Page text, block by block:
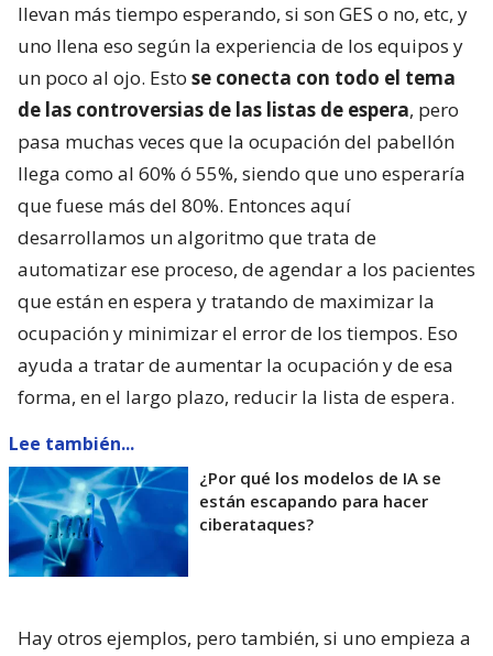
llevan más tiempo esperando, si son GES o no, etc, y
uno llena eso según la experiencia de los equipos y
un poco al ojo. Esto se conecta con todo el tema
de las controversias de las listas de espera, pero
pasa muchas veces que la ocupación del pabellón
llega como al 60% ó 55%, siendo que uno esperaría
que fuese más del 80%. Entonces aquí
desarrollamos un algoritmo que trata de
automatizar ese proceso, de agendar a los pacientes
que están en espera y tratando de maximizar la
ocupación y minimizar el error de los tiempos. Eso
ayuda a tratar de aumentar la ocupación y de esa
forma, en el largo plazo, reducir la lista de espera.
Lee también...
¿Por qué los modelos de IA se
están escapando para hacer
ciberataques?
Hay otros ejemplos, pero también, si uno empieza a